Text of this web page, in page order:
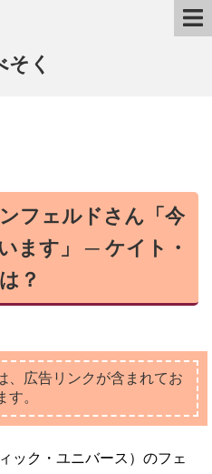
そく
フェルドさん「今
ます」 ─ ケイト・
？
、広告リンクが含まれてお
す。
ック・ユニバース）のフェ